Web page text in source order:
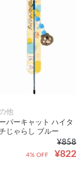
他
パーキャット ハイタ
じゃらし ブルー
¥858
¥822
4% OFF